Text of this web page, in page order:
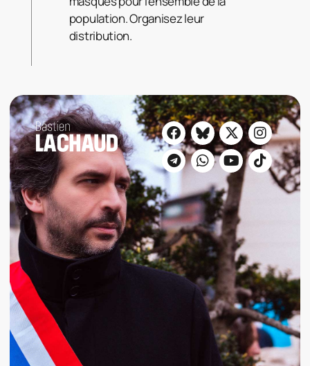
population. Organisez leur
distribution.